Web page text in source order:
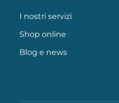
I nostri servizi
Shop online
Blog e news